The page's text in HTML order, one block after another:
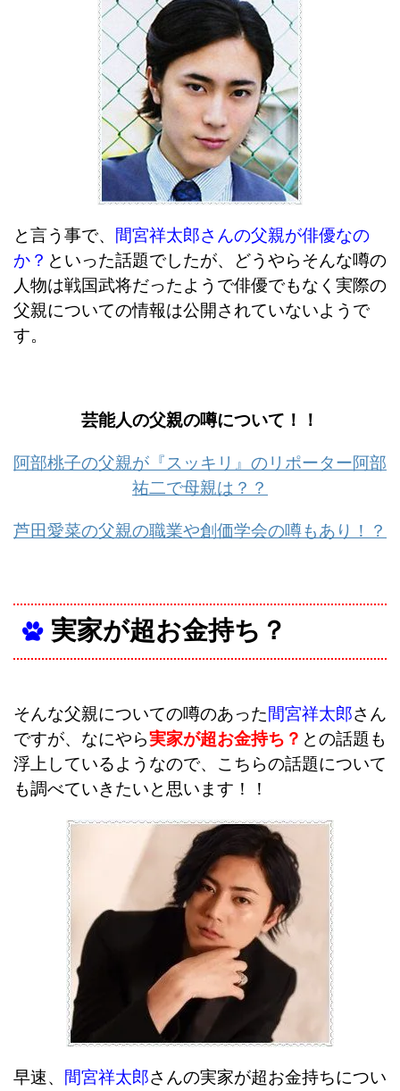
と言う事で、 間宮祥太郎さんの父親が俳優なの
か？ といった話題でしたが、どうやらそんな噂の
人物は戦国武将だったようで俳優でもなく実際の
父親についての情報は公開されていないようで
す。
芸能人の父親の噂について！！
阿部桃子の父親が『スッキリ』のリポーター阿部
祐二で母親は？？
芦田愛菜の父親の職業や創価学会の噂もあり！？
実家が超お金持ち？
そんな父親についての噂のあった間宮祥太郎さん
ですが、なにやら実家が超お金持ち？ との話題も
浮上しているようなので、こちらの話題について
も調べていきたいと思います！！
早速、 間宮祥太郎さんの実家が超お金持ちについ